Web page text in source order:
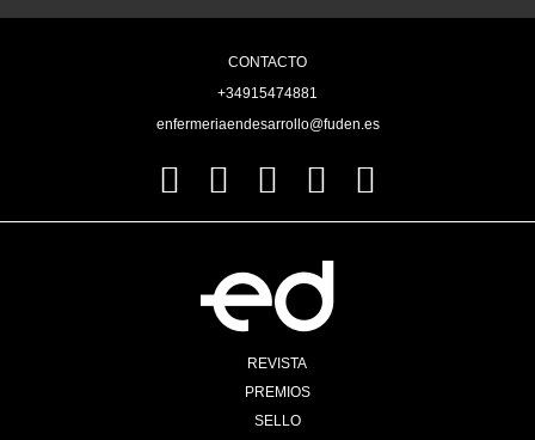
CONTACTO
+34915474881
enfermeriaendesarrollo@fuden.es
REVISTA
PREMIOS
SELLO